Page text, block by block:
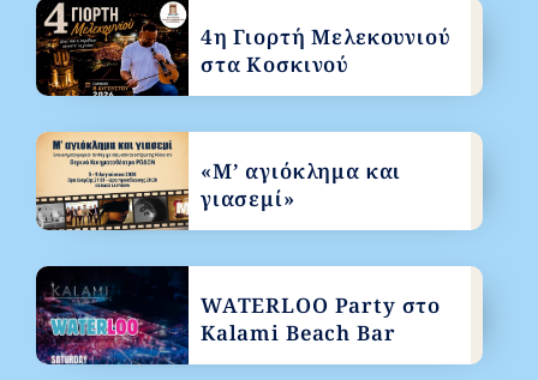
4η Γιορτή Μελεκουνιού
στα Κοσκινού
«Μ’ αγιόκλημα και
γιασεμί»
WATERLOO Party στο
Kalami Beach Bar